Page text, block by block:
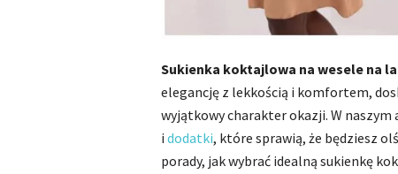
Sukienka koktajlowa na wesele na
elegancję z lekkością i komfortem,
wyjątkowy charakter okazji. W
i dodatki, które sprawią, że będziesz
porady, jak wybrać idealną sukienkę